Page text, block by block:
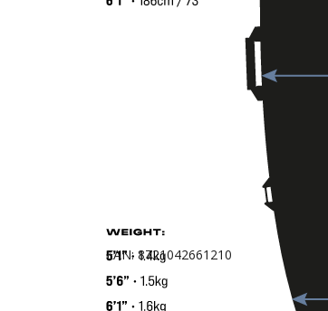
EAN: 8721042661210